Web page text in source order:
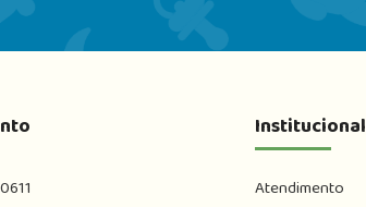
Institucional
Atendimento